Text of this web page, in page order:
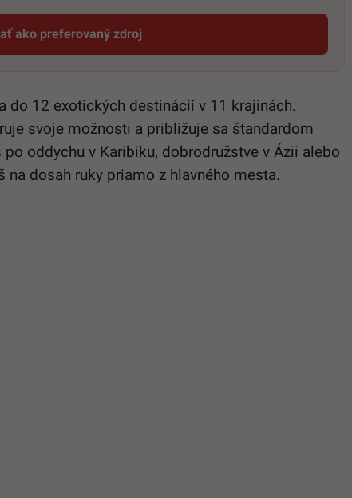
ako preferovaný zdroj
Startitup, odkaz sa otvorí v novom okne
do 12 exotických destinácií v 11 krajinách.
svoje možnosti a približuje sa štandardom
oddychu v Karibiku, dobrodružstve v Ázii alebo
dosah ruky priamo z hlavného mesta.